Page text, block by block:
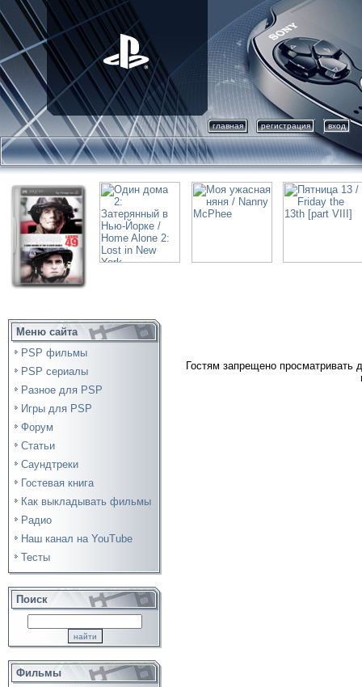
главная регистрация вход
Меню сайта
PSP фильмы
PSP сериалы
Разное для PSP
Игры для PSP
Форум
Статьи
Саундтреки
Гостевая книга
Как выкладывать фильмы
Радио
Наш канал на YouTube
Тесты
Поиск
Фильмы
Гостям запрещено просматривать